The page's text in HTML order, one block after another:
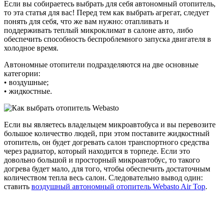
Если вы собираетесь выбрать для себя автономный отопитель,
то эта статья для вас! Перед тем как выбрать агрегат, следует
понять для себя, что же вам нужно: отапливать и
поддерживать теплый микроклимат в салоне авто, либо
обеспечить способность беспроблемного запуска двигателя в
холодное время.
Автономные отопители подразделяются на две основные
категории:
• воздушные;
• жидкостные.
Если вы являетесь владельцем микроавтобуса и вы перевозите
большое количество людей, при этом поставите жидкостный
отопитель, он будет догревать салон транспортного средства
через радиатор, который находится в торпеде. Если это
довольно большой и просторный микроавтобус, то такого
догрева будет мало, для того, чтобы обеспечить достаточным
количеством тепла весь салон. Следовательно вывод один:
ставить воздушный автономный отопитель Webasto Air Top.